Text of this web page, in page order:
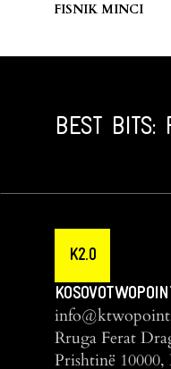
FISNIK MINCI
BEST BITS:
K2.0
Rruga Ferat
Prishtinë 10000,